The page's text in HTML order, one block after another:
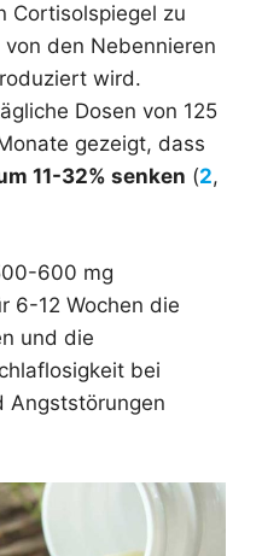
Cortisolspiegel zu
den Nebennieren
wird.
Dosen von 125
gezeigt, dass
11-32% senken (2,
600 mg
6-12 Wochen die
und die
bei
Angststörungen